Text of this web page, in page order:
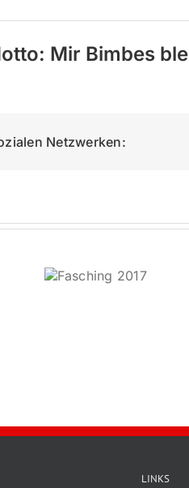
Mir Bimbes
Netzwerken:
LINKS